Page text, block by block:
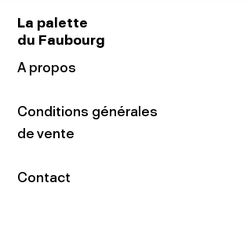
La palette
du Faubourg
A propos
Conditions générales
de vente
Contact